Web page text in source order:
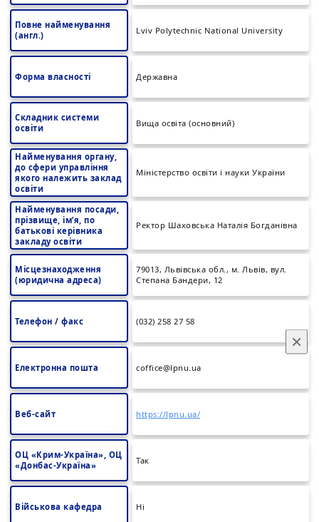
×
Повне найменування
(англ.)
Lviv Polytechnic National University
Форма власності Державна
Складник системи
освіти
Вища освіта (основний)
Найменування органу,
до сфери управління
якого належить заклад
освіти
Міністерство освіти і науки України
Найменування посади,
прізвище, ім’я, по
батькові керівника
закладу освіти
Ректор Шаховська Наталія Богданівна
Місцезнаходження
(юридична адреса)
79013, Львівська обл., м. Львів, вул.
Степана Бандери, 12
Телефон / факс (032) 258 27 58
Електронна пошта coffice@lpnu.ua
Веб-сайт https://lpnu.ua/
ОЦ «Крим-Україна», ОЦ
«Донбас-Україна»
Так
Військова кафедра Ні